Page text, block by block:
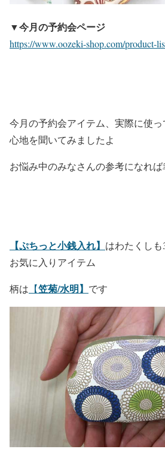
▼今月の予約会ページ
https://www.oozeki-shop.com/product-
今月の予約会アイテム、実際に使
心地を聞いてみましたよ
お悩み中のみなさんの参考になれ
【ぷちっと小銭入れ】 はわたくし
お気に入りアイテム
柄は 【笠菊/水明】 です